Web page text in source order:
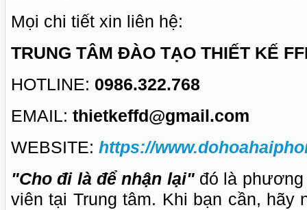
Mọi chi tiết xin liên hệ:
TRUNG TÂM ĐÀO TẠO THIẾT KẾ
HOTLINE: 0986.322.768
EMAIL: thietkeffd@gmail.com
WEBSITE: https://
"Cho đi là để nhận lại"đó là phương
viên tại Trung tâm. Khi bạn cần, hãy